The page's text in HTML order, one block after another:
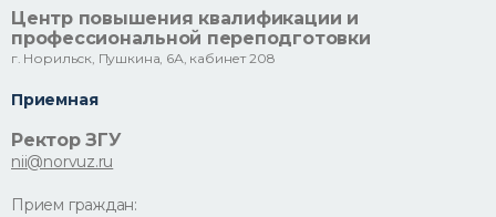
Центр повышения квалификации и
профессиональной переподготовки
г. Норильск, Пушкина, 6А, кабинет 208
Приемная
Ректор ЗГУ
nii@norvuz.ru
Прием граждан: